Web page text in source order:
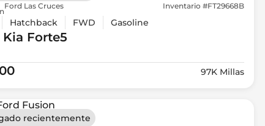
Ford Las Cruces Inventario #FT29668B
Hatchback FWD Gasoline
Kia Forte5
97K Millas
recientemente